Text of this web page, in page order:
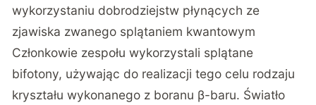
wykorzystaniu dobrodziejstw płynących ze
zjawiska zwanego splątaniem kwantowym
Członkowie zespołu wykorzystali splątane
bifotony, używając do realizacji tego celu rodzaju
kryształu wykonanego z boranu β-baru. Światło